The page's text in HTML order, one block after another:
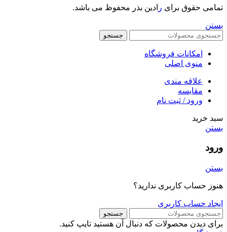
تمامی حقوق برای ر ادین بذر محفوظ می باشد.
بستن
جستجو
امکانات فروشگاه
منوی اصلی
علاقه مندی
مقایسه
ورود / ثبت نام
سبد خرید
بستن
ورود
بستن
هنوز حساب کاربری ندارید؟
ایجاد حساب کاربری
جستجو
برای دیدن محصولات که دنبال آن هستید تایپ کنید.